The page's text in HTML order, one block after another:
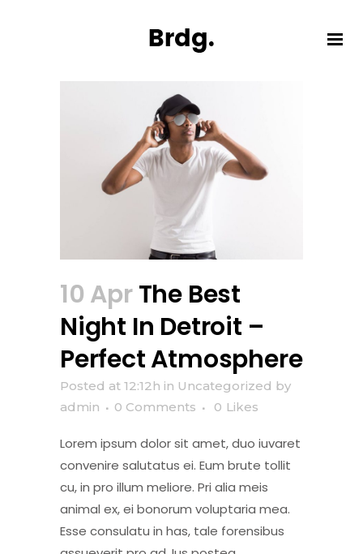
10 AprThe Best
Night In Detroit –
Perfect Atmosphere
Posted at 12:12h in Uncategorized by
admin
0 Comments 0 Likes
Lorem ipsum dolor sit amet, duo iuvaret
convenire salutatus ei. Eum brute tollit
cu, in pro illum meliore. Pri alia meis
animal ex, ei bonorum voluptaria mea.
Esse consulatu in has, tale forensibus